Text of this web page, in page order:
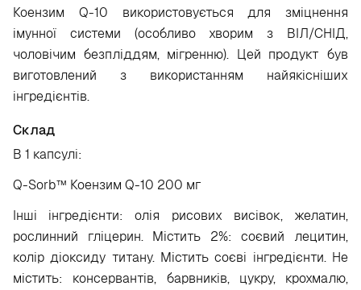
Коензим Q-10 використовується для зміцнення
імунної системи (особливо хворим з ВІЛ/СНІД,
чоловічим безпліддям, мігренню). Цей продукт був
виготовлений з використанням найякісніших
інгредієнтів.
Склад
В 1 капсулі:
Q-Sorb™ Коензим Q-10 200 мг
Інші інгредієнти: олія рисових висівок, желатин,
рослинний гліцерин. Містить 2%: соєвий лецитин,
колір діоксиду титану. Містить соєві інгредієнти. Не
містить: консервантів, барвників, цукру, крохмалю,